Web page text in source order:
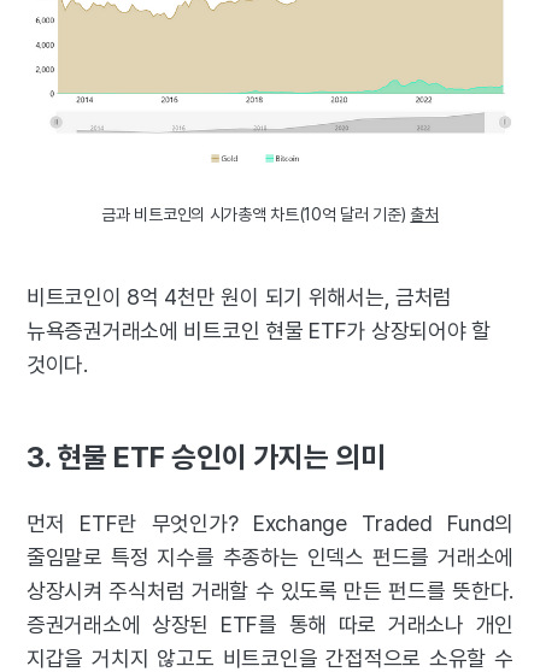
금과 비트코인의 시가총액 차트(10억 달러 기준) 출처
비트코인이 8억 4천만 원이 되기 위해서는, 금처럼
뉴욕증권거래소에 비트코인 현물 ETF가 상장되어야 할
것이다.
3. 현물 ETF 승인이 가지는 의미
먼저 ETF란 무엇인가? Exchange Traded Fund의
줄임말로 특정 지수를 추종하는 인덱스 펀드를 거래소에
상장시켜 주식처럼 거래할 수 있도록 만든 펀드를 뜻한다.
증권거래소에 상장된 ETF를 통해 따로 거래소나 개인
지갑을 거치지 않고도 비트코인을 간접적으로 소유할 수